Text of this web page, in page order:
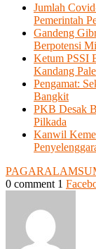
Jumlah
Pemerintah
Gandeng
Berpotensi
Ketum PSSI
Kandang
Pengamat:
Bangkit
PKB Desak
Pilkada
Kanwil
PAGARALAM
0 comment 1